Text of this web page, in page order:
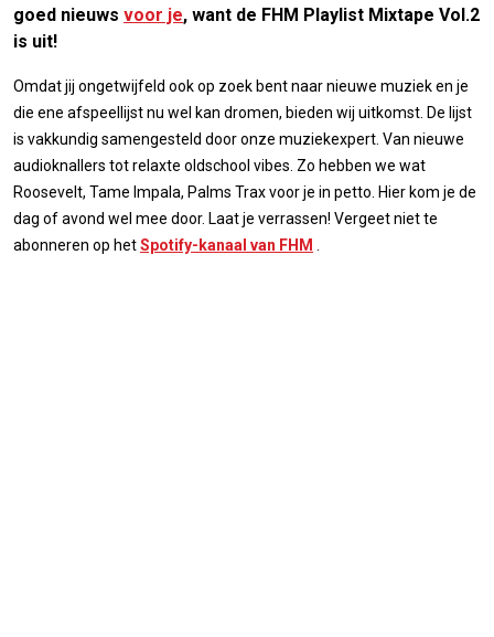
goed nieuws voor je, want de FHM Playlist Mixtape Vol.2
is uit!
Omdat jij ongetwijfeld ook op zoek bent naar nieuwe muziek en je
die ene afspeellijst nu wel kan dromen, bieden wij uitkomst. De lijst
is vakkundig samengesteld door onze muziekexpert. Van nieuwe
audioknallers tot relaxte oldschool vibes. Zo hebben we wat
Roosevelt, Tame Impala, Palms Trax voor je in petto. Hier kom je de
dag of avond wel mee door. Laat je verrassen! Vergeet niet te
abonneren op hetSpotify-kanaal van FHM